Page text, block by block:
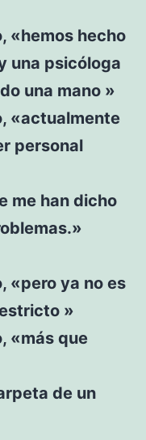
«hemos hecho
una psicóloga
una mano »
«actualmente
personal
me han dicho
«pero ya no es
»
«más que
de un